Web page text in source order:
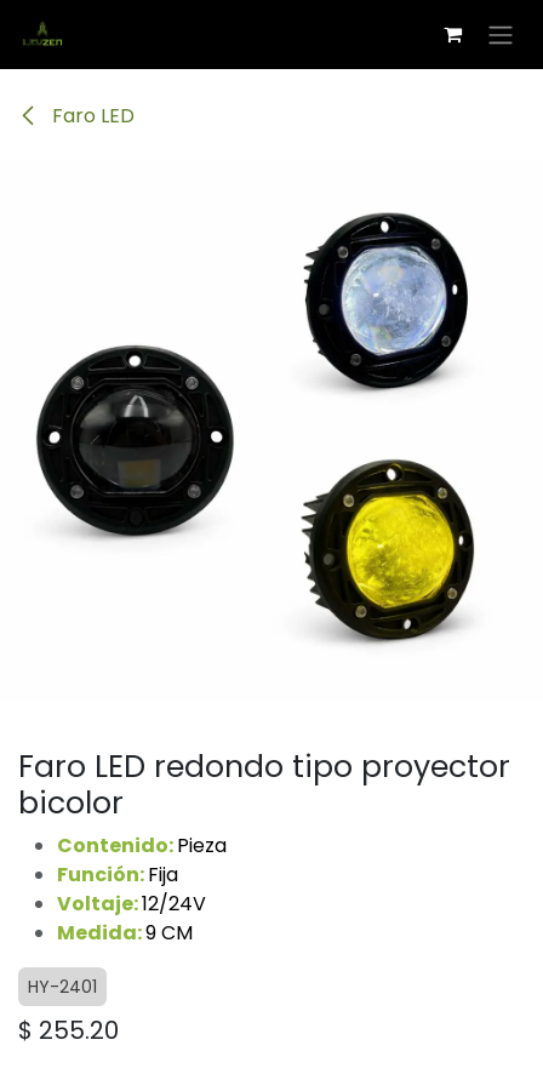
Faro LED
Faro LED redondo tipo proyector
bicolor
Contenido:Pieza
Función:Fija
Voltaje:12/24V
Medida:9 CM
HY-2401
$ 255.20